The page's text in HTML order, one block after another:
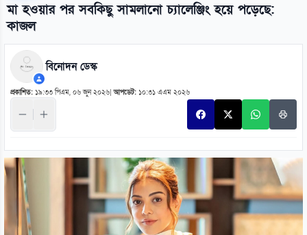
মা হওয়ার পর সবকিছু সামলানো চ্যালেঞ্জিং হয়ে পড়েছে:
কাজল
বিনোদন ডেস্ক
প্রকাশিত: ১৯:৩৩ পিএম, ০৬ জুন ২০২৬ |আপডেট: ১০:৩১ এএম ২০২৬